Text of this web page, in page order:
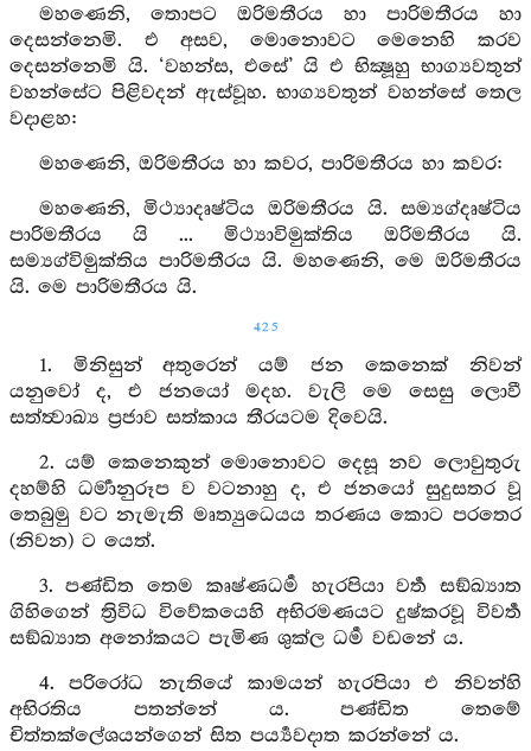
මහණෙනි, තොපට ඔරිමතීරය හා පාරිමතීරය හා
දෙසන්නෙමි. එ අසව, මොනොවට මෙනෙහි කරව
දෙසන්නෙමි යි. ‘වහන්ස, එසේ’ යි එ භික්‍ෂූහු භාග්‍යවතුන්
වහන්සේට පිළිවදන් ඇස්වූහ. භාග්‍යවතුන් වහන්සේ තෙල
වදාළහ:
මහණෙනි, ඔරිමතීරය හා කවර, පාරිමතීරය හා කවර:
මහණෙනි, මිථ්‍යාදෘෂ්ටිය ඔරිමතීරය යි. සම්‍යග්දෘෂ්ටිය
පාරිමතීරය යි ... මිථ්‍යාවිමුක්තිය ඔරිමතීරය යි.
සම්‍යග්විමුක්තිය පාරිමතීරය යි. මහණෙනි, මෙ ඔරිමතීරය
යි. මෙ පාරිමතීරය යි.
425
1. මිනිසුන් අතුරෙන් යම් ජන කෙනෙක් නිවන්
යනුවෝ ද, එ ජනයෝ මදහ. වැලි මෙ සෙසු ලොවී
සත්ත්‍වාඛ්‍ය ප්‍රජාව සත්කාය තීරයටම දිවෙයි.
2. යම් කෙනෙකුන් මොනොවට දෙසූ නව ලොවුතුරු
දහම්හි ධර්‍මානුරූප ව වටනාහු ද, එ ජනයෝ සුදුසතර වූ
තෙබුමු වට නැමැති මෘත්‍යුධෙයය තරණය කොට පරතෙර
(නිවන) ට යෙත්.
3. පණ්ඩිත තෙම කෘෂ්ණධර්‍ම හැරපියා වර්‍ත සඞ්ඛ්‍යාත
ගිහිගෙන් ත්‍රිවිධ විවේකයෙහි අභිරමණයට දුෂ්කරවූ විවර්‍ත
සඞ්ඛ්‍යාත අනෝකයට පැමිණ ශුක්ල ධර්‍ම වඩනේ ය.
4. පරිරෝධ නැතියේ කාමයන් හැරපියා එ නිවන්හි
අභිරතිය පතන්නේ ය. පණ්ඩිත තෙමේ
චිත්තක්ලේශයන්ගෙන් සිත පර්‍ය්‍යවදාත කරන්නේ ය.